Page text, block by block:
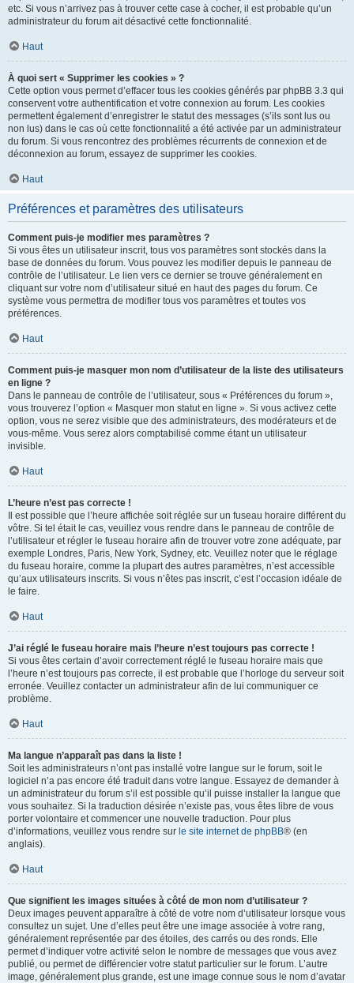
etc. Si vous n’arrivez pas à trouver cette case à cocher, il est probable qu’un
administrateur du forum ait désactivé cette fonctionnalité.
Haut
À quoi sert « Supprimer les cookies » ?
Cette option vous permet d’effacer tous les cookies générés par phpBB 3.3 qui
conservent votre authentification et votre connexion au forum. Les cookies
permettent également d’enregistrer le statut des messages (s’ils sont lus ou
non lus) dans le cas où cette fonctionnalité a été activée par un administrateur
du forum. Si vous rencontrez des problèmes récurrents de connexion et de
déconnexion au forum, essayez de supprimer les cookies.
Haut
Préférences et paramètres des utilisateurs
Comment puis-je modifier mes paramètres ?
Si vous êtes un utilisateur inscrit, tous vos paramètres sont stockés dans la
base de données du forum. Vous pouvez les modifier depuis le panneau de
contrôle de l’utilisateur. Le lien vers ce dernier se trouve généralement en
cliquant sur votre nom d’utilisateur situé en haut des pages du forum. Ce
système vous permettra de modifier tous vos paramètres et toutes vos
préférences.
Haut
Comment puis-je masquer mon nom d’utilisateur de la liste des utilisateurs
en ligne ?
Dans le panneau de contrôle de l’utilisateur, sous « Préférences du forum »,
vous trouverez l’option « Masquer mon statut en ligne ». Si vous activez cette
option, vous ne serez visible que des administrateurs, des modérateurs et de
vous-même. Vous serez alors comptabilisé comme étant un utilisateur
invisible.
Haut
L’heure n’est pas correcte !
Il est possible que l’heure affichée soit réglée sur un fuseau horaire différent du
vôtre. Si tel était le cas, veuillez vous rendre dans le panneau de contrôle de
l’utilisateur et régler le fuseau horaire afin de trouver votre zone adéquate, par
exemple Londres, Paris, New York, Sydney, etc. Veuillez noter que le réglage
du fuseau horaire, comme la plupart des autres paramètres, n’est accessible
qu’aux utilisateurs inscrits. Si vous n’êtes pas inscrit, c’est l’occasion idéale de
le faire.
Haut
J’ai réglé le fuseau horaire mais l’heure n’est toujours pas correcte !
Si vous êtes certain d’avoir correctement réglé le fuseau horaire mais que
l’heure n’est toujours pas correcte, il est probable que l’horloge du serveur soit
erronée. Veuillez contacter un administrateur afin de lui communiquer ce
problème.
Haut
Ma langue n’apparaît pas dans la liste !
Soit les administrateurs n’ont pas installé votre langue sur le forum, soit le
logiciel n’a pas encore été traduit dans votre langue. Essayez de demander à
un administrateur du forum s’il est possible qu’il puisse installer la langue que
vous souhaitez. Si la traduction désirée n’existe pas, vous êtes libre de vous
porter volontaire et commencer une nouvelle traduction. Pour plus
d’informations, veuillez vous rendre sur le site internet de phpBB® (en
anglais).
Haut
Que signifient les images situées à côté de mon nom d’utilisateur ?
Deux images peuvent apparaître à côté de votre nom d’utilisateur lorsque vous
consultez un sujet. Une d’elles peut être une image associée à votre rang,
généralement représentée par des étoiles, des carrés ou des ronds. Elle
permet d’indiquer votre activité selon le nombre de messages que vous avez
publié, ou permet de différencier votre statut particulier sur le forum. L’autre
image, généralement plus grande, est une image connue sous le nom d’avatar